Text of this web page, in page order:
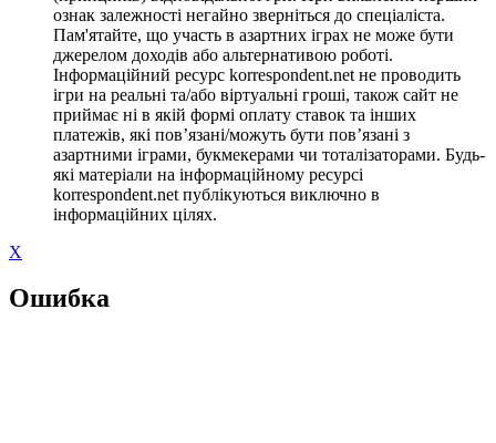
ознак залежності негайно зверніться до спеціаліста.
Пам'ятайте, що участь в азартних іграх не може бути
джерелом доходів або альтернативою роботі.
Інформаційний ресурс korrespondent.net не проводить
ігри на реальні та/або віртуальні гроші, також сайт не
приймає ні в якій формі оплату ставок та інших
платежів, які пов’язані/можуть бути пов’язані з
азартними іграми, букмекерами чи тоталізаторами. Будь-
які матеріали на інформаційному ресурсі
korrespondent.net публікуються виключно в
інформаційних цілях.
X
Ошибка